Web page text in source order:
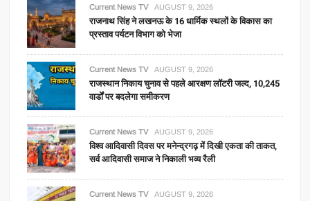
Current News TV AUGUST 9, 2026
राजनाथ सिंह ने लखनऊ के 16 धार्मिक स्थलों के विकास का
प्रस्ताव पर्यटन विभाग को भेजा
Current News TV AUGUST 9, 2026
राजस्थान निकाय चुनाव से पहले आरक्षण लॉटरी जल्द, 10,245
वार्डों पर बदलेगा समीकरण
Current News TV AUGUST 9, 2026
विश्व आदिवासी दिवस पर मनेन्द्रगढ़ में दिखी एकता की ताकत,
सर्व आदिवासी समाज ने निकाली भव्य रैली
Current News TV AUGUST 9, 2026